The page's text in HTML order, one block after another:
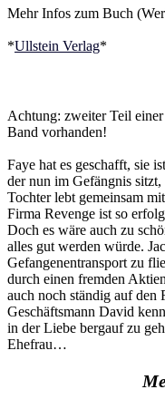
Mehr Infos zum Buch
*Ullstein Verlag*
Achtung: zweiter Teil
Band vorhanden!
Faye hat es geschafft, sie
der nun im Gefängnis
Tochter lebt gemeinsam
Firma Revenge ist so
Doch es wäre auch zu
alles gut werden würde.
Gefangenentransport zu
durch einen fremden
auch noch ständig auf den
Geschäftsmann David
in der Liebe bergauf zu
Ehefrau…